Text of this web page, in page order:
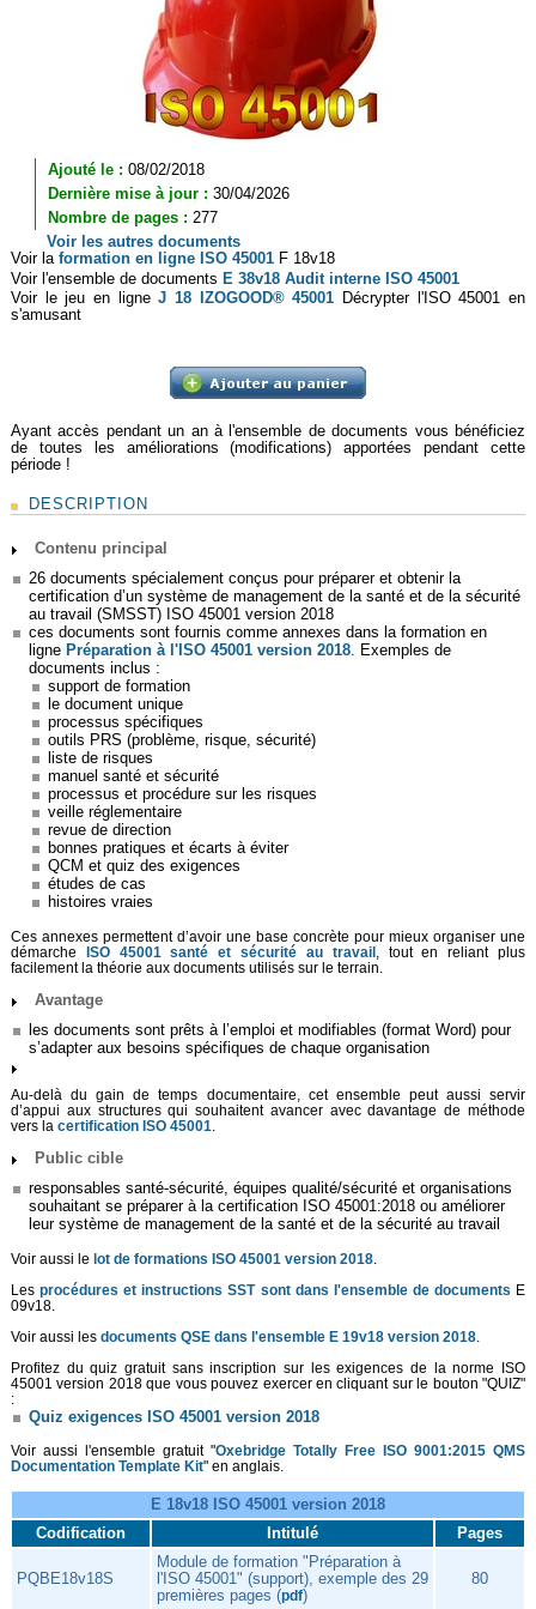
Ajouté le : 08/02/2018
Dernière mise à jour : 30/04/2026
Nombre de pages : 277
Voir les autres documents
Voir la formation en ligne ISO 45001F 18v18
Voir l'ensemble de documents E 38v18 Audit interne ISO 45001
Voir le jeu en ligneJ 18 IZOGOOD®45001 Décrypter l'ISO 45001 en
s'amusant
Ayant accès pendant un an à l'ensemble de documents vous bénéficiez
de toutes les améliorations (modifications) apportées pendant cette
période !
DESCRIPTION
Contenu principal
26 documents spécialement conçus pour préparer et obtenir la
certification d’un système de management de la santé et de la sécurité
au travail (SMSST) ISO 45001 version 2018
ces documents sont fournis comme annexes dans la formation en
ligne Préparation à l'ISO 45001 version 2018. Exemples de
documents inclus :
support de formation
le document unique
processus spécifiques
outils PRS (problème, risque, sécurité)
liste de risques
manuel santé et sécurité
processus et procédure sur les risques
veille réglementaire
revue de direction
bonnes pratiques et écarts à éviter
QCM et quiz des exigences
études de cas
histoires vraies
Ces annexes permettent d’avoir une base concrète pour mieux organiser une
démarche
ISO 45001 santé et sécurité au travail
, tout en reliant plus
facilement la théorie aux documents utilisés sur le terrain.
Avantage
les documents sont prêts à l’emploi et modifiables (format Word) pour
s’adapter aux besoins spécifiques de chaque organisation
Au-delà du gain de temps documentaire, cet ensemble peut aussi servir
d’appui aux structures qui souhaitent avancer avec davantage de méthode
vers la certification ISO 45001
Public cible
responsables santé-sécurité, équipes qualité/sécurité et organisations
souhaitant se préparer à la certification ISO 45001:2018 ou améliorer
leur système de management de la santé et de la sécurité au travail
Voir aussi le lot de formations ISO 45001 version 2018.
Lesprocédures et instructions SST sont dans l'ensemble de documents E
09v18.
Voir aussi les documents QSEdans l'ensemble E 19v18 version 2018.
Profitez du quiz gratuit sans inscription sur les exigences de la norme ISO
45001 version 2018 que vous pouvez exercer en cliquant sur le bouton "QUIZ"
:
Quiz exigences ISO 45001 version 2018
Voir aussi l'ensemble gratuit "Oxebridge Totally Free ISO 9001:2015 QMS
Documentation Template Kit" en anglais.
E 18v18 ISO 45001 version 2018
Codification
Intitulé Pages
PQBE18v18S
Module de formation "Préparation à
l'ISO 45001" (support), exemple des 29
premières pages (pdf)
80